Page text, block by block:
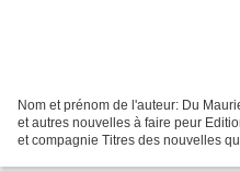
Nom et prénom de l'auteur: Du
et autres nouvelles à faire peur
et compagnie Titres des nouvelles